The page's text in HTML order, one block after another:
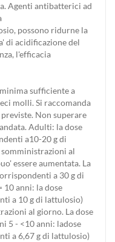
Agenti antibatterici ad
possono ridurne la
di acidificazione del
l'efficacia
sufficiente a
molli. Si raccomanda
Non superare
Adulti: la dose
a10-20 g di
somministrazioni al
essere aumentata. La
a 30 g di
10 anni: la dose
a 10 g di lattulosio)
al giorno. La dose
5 - <10 anni: ladose
a 6,67 g di lattulosio)